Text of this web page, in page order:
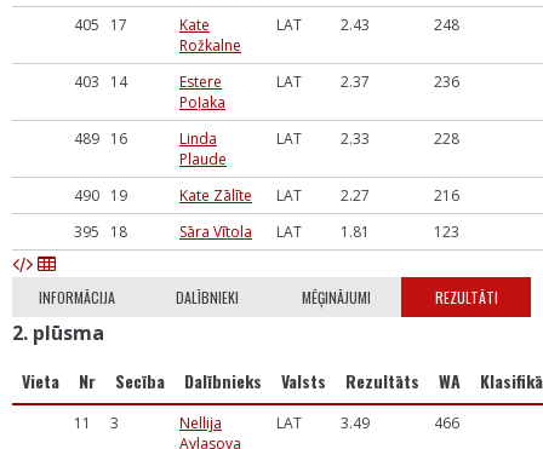
405 17
Kate
Rožkalne
LAT 2.43 248
403 14
Estere
Poļaka
LAT 2.37 236
489 16
Linda
Plaude
LAT 2.33 228
490 19 Kate Zālīte LAT 2.27
216
395
18 Sāra Vītola LAT 1.81 123
INFORMĀCIJA DALĪBNIEKI MĒĢINĀJUMI REZULTĀTI
2. plūsma
Vieta Nr Secība Dalībnieks Valsts Rezultāts WA
11 3
Nellija
Avlasova
LAT 3.49 466